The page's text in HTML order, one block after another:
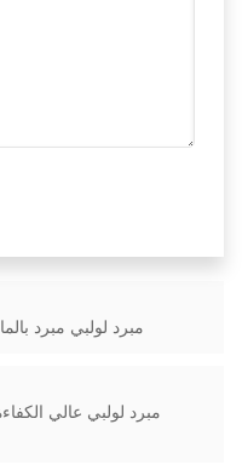
مبرد لولبي مبرد
مبرد لولبي عالي